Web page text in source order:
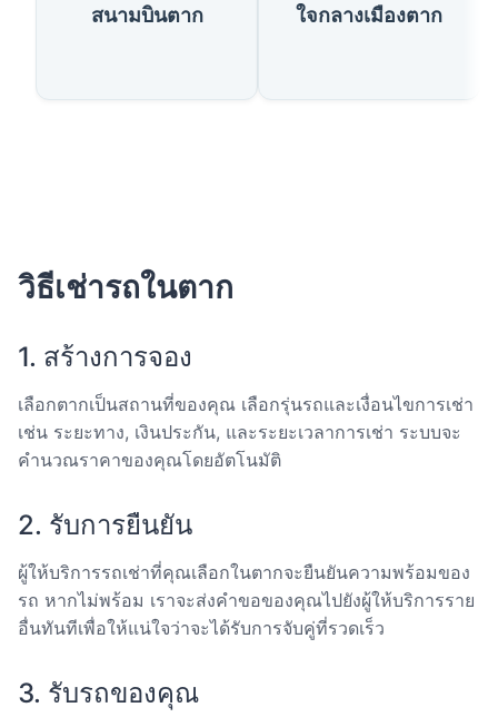
สนามบินตาก ใจกลางเมืองตาก
วิธีเช่ารถในตาก
1. สร้างการจอง
เลือกตากเป็นสถานที่ของคุณ เลือกรุ่นรถและเงื่อนไขการเช่า
เช่น ระยะทาง, เงินประกัน, และระยะเวลาการเช่า ระบบจะ
คำนวณราคาของคุณโดยอัตโนมัติ
2. รับการยืนยัน
ผู้ให้บริการรถเช่าที่คุณเลือกในตากจะยืนยันความพร้อมของ
รถ หากไม่พร้อม เราจะส่งคำขอของคุณไปยังผู้ให้บริการราย
อื่นทันทีเพื่อให้แน่ใจว่าจะได้รับการจับคู่ที่รวดเร็ว
3. รับรถของคุณ